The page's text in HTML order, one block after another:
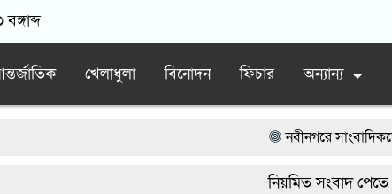
খেলাধুলা বিনোদন ফিচার অন্যান্য
নবীনগরে
নবীনগরে সন্ত্রাসীদের
নিয়মিত সংবাদ পেতে